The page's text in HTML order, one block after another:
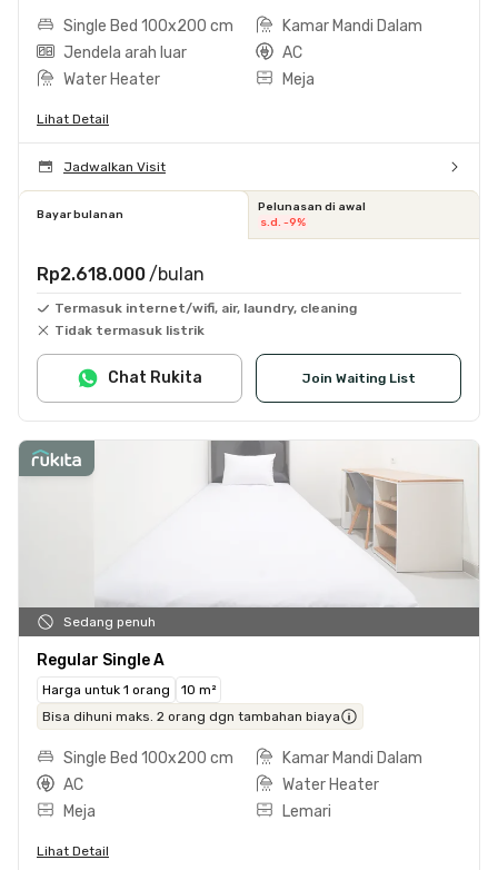
Single Bed 100x200 cm
Kamar Mandi Dalam
Jendela arah luar
AC
Water Heater
Meja
Lihat Detail
Jadwalkan Visit
Bayar bulanan
Pelunasan di awal
s.d. -9%
Rp2.618.000 /bulan
Termasuk internet/wifi, air, laundry, cleaning
Tidak termasuk listrik
Join Waiting List
Chat Rukita
Sedang penuh
Regular Single A
Harga untuk 1 orang
10 m²
Bisa dihuni maks. 2 orang dgn tambahan biaya
Single Bed 100x200 cm
Kamar Mandi Dalam
AC
Water Heater
Meja
Lemari
Lihat Detail